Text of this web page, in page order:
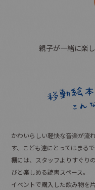
親子が一緒に楽
かわいらしい軽快な音楽が流
す、 こども達にとってはまる
棚には、スタッフよりすぐり
びと楽しめる読書スペース。
イベントで購入した飲み物を